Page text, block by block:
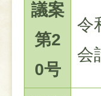
議案
第2
0号
令
会